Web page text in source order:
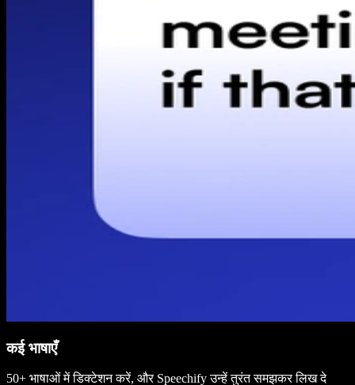
कई भाषाएँ
50+ भाषाओं में डिक्टेशन करें, और Speechify उन्हें तुरंत समझकर लिख दे